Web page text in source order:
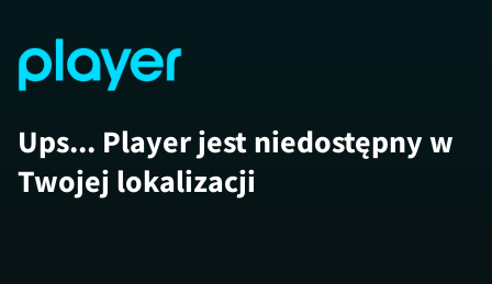
Ups... Player jest niedostępny w
Twojej lokalizacji